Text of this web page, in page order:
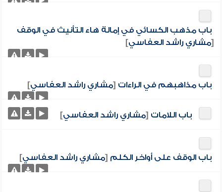
باب مذهب الكسائي في إمالة هاء التأنيث في الوقف
[مشاري راشد العفاسي]
باب مذاهبهم في الراءات [مشاري راشد العفاسي]
باب اللامات [مشاري راشد العفاسي]
باب الوقف على أواخر الكلم [مشاري راشد العفاسي]